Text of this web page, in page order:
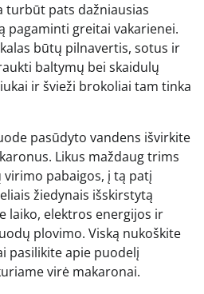
turbūt pats dažniausias
pagaminti greitai vakarienei.
būtų pilnavertis, sotus ir
baltymų bei skaidulų
ir švieži brokoliai tam tinka
pasūdyto vandens išvirkite
Likus maždaug trims
pabaigos, į tą patį
žiedynais išskirstytą
laiko, elektros energijos ir
plovimo. Viską nukoškite
pasilikite apie puodelį
virė makaronai.